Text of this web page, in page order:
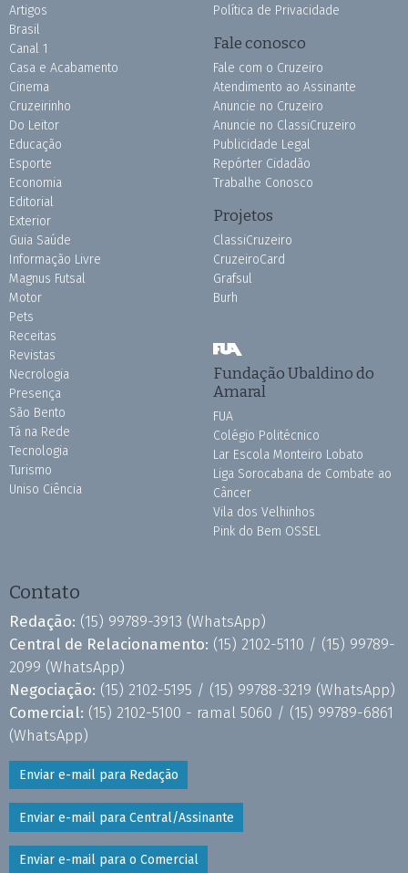
Artigos
Brasil
Canal 1
Casa e Acabamento
Cinema
Cruzeirinho
Do Leitor
Educação
Esporte
Economia
Editorial
Exterior
Guia Saúde
Informação Livre
Magnus Futsal
Motor
Pets
Receitas
Revistas
Necrologia
Presença
São Bento
Tá na Rede
Tecnologia
Turismo
Uniso Ciência
Política de Privacidade
Fale conosco
Fale com o Cruzeiro
Atendimento ao Assinante
Anuncie no Cruzeiro
Anuncie no ClassiCruzeiro
Publicidade Legal
Repórter Cidadão
Trabalhe Conosco
Projetos
ClassiCruzeiro
CruzeiroCard
Grafsul
Burh
Fundação Ubaldino do
Amaral
FUA
Colégio Politécnico
Lar Escola Monteiro Lobato
Liga Sorocabana de Combate ao
Câncer
Vila dos Velhinhos
Pink do Bem OSSEL
Contato
Redação: (15) 99789-3913 (WhatsApp)
Central de Relacionamento: (15) 2102-5110 / (15) 99789-
2099 (WhatsApp)
Negociação: (15) 2102-5195 / (15) 99788-3219 (WhatsApp)
Comercial: (15) 2102-5100 - ramal 5060 / (15) 99789-6861
(WhatsApp)
Enviar e-mail para Redação
Enviar e-mail para Central/Assinante
Enviar e-mail para o Comercial